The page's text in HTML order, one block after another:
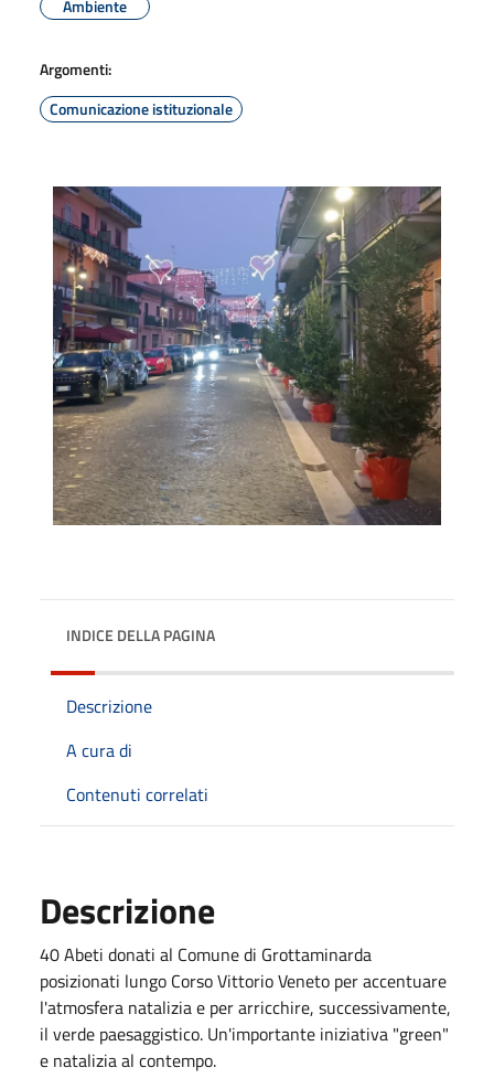
Ambiente
Argomenti:
Comunicazione istituzionale
INDICE DELLA PAGINA
Descrizione
A cura di
Contenuti correlati
Descrizione
40 Abeti donati al Comune di Grottaminarda
posizionati lungo Corso Vittorio Veneto per accentuare
l'atmosfera natalizia e per arricchire, successivamente,
il verde paesaggistico. Un'importante iniziativa "green"
e natalizia al contempo.